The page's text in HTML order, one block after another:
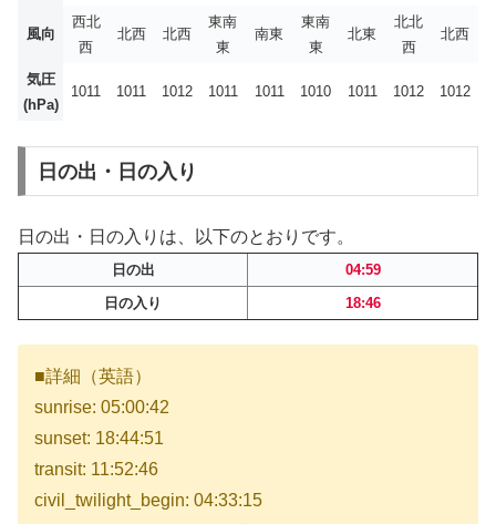
風向
西北
西
北西 北西
東南
東
南東
東南
東
北東
北北
西
北西
気圧
(hPa)
1011 1011 1012 1011 1011 1010 1011 1012 1012
日の出・日の入り
日の出・日の入りは、以下のとおりです。
日の出
04:59
日の入り
18:46
■詳細（英語）
sunrise: 05:00:42
sunset: 18:44:51
transit: 11:52:46
civil_twilight_begin: 04:33:15